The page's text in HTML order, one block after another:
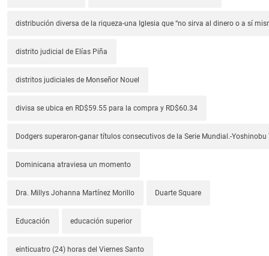
distribución diversa de la riqueza-una Iglesia que “no sirva al dinero o a sí
distrito judicial de Elías Piña
distritos judiciales de Monseñor Nouel
divisa se ubica en RD$59.55 para la compra y RD$60.34
Dodgers superaron-ganar títulos consecutivos de la Serie Mundial.-
Dominicana atraviesa un momento
Dra. Millys Johanna Martínez Morillo Duarte Square
Educación educación superior
einticuatro (24) horas del Viernes Santo